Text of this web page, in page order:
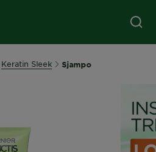
Keratin Sleek Sjampo